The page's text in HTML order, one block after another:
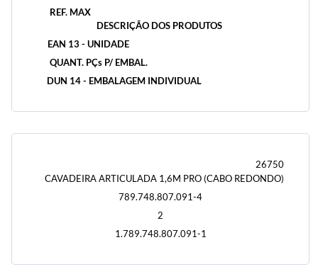
REF. MAX
DESCRIÇÃO DOS PRODUTOS
EAN 13 - UNIDADE
QUANT. PÇs P/ EMBAL.
DUN 14 - EMBALAGEM INDIVIDUAL
26750
CAVADEIRA ARTICULADA 1,6M PRO (CABO REDONDO)
789.748.807.091-4
2
1.789.748.807.091-1